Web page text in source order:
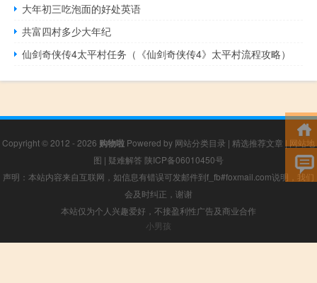
大年初三吃泡面的好处英语
共富四村多少大年纪
仙剑奇侠传4太平村任务（《仙剑奇侠传4》太平村流程攻略）
Copyright © 2012 - 2026 购物啦 Powered by 网站分类目录 | 精选推荐文章 | 网站地
图 | 疑难解答 陕ICP备06010450号
声明：本站内容来自互联网，如信息有错误可发邮件到f_fb#foxmail.com说明，我们
会及时纠正，谢谢
本站仅为个人兴趣爱好，不接盈利性广告及商业合作
小男孩